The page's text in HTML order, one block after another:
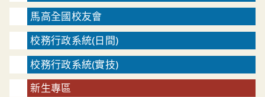
馬高全國校友會
校務行政系統(日間)
校務行政系統(實技)
新生專區